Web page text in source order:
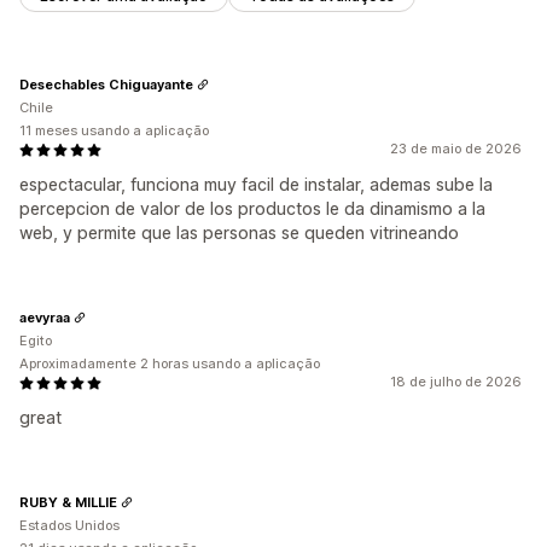
23 de maio de 2026
espectacular, funciona muy facil de instalar, ademas sube la
percepcion de valor de los productos le da dinamismo a la
web, y permite que las personas se queden vitrineando
Desechables Chiguayante
Chile
11 meses usando a aplicação
18 de julho de 2026
great
aevyraa
Egito
Aproximadamente 2 horas usando a aplicação
RUBY & MILLIE
Estados Unidos